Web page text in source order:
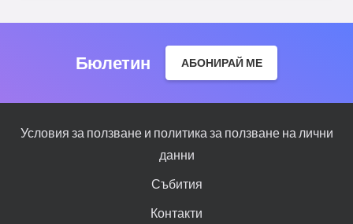
Бюлетин АБОНИРАЙ МЕ
Условия за ползване и политика за ползване на лични
данни
Събития
Контакти